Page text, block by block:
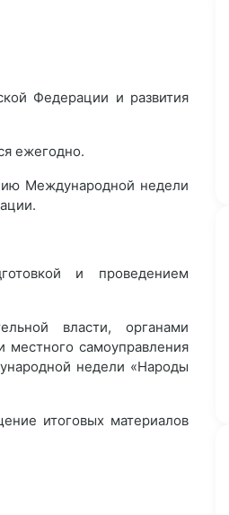
Федерации и развития
ежегодно.
Международной недели
и проведением
власти, органами
местного самоуправления
недели «Народы
итоговых материалов